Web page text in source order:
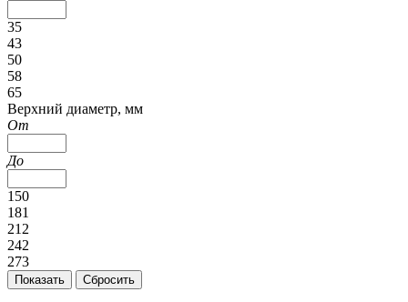
35
43
50
58
65
Верхний диаметр, мм
От
До
150
181
212
242
273